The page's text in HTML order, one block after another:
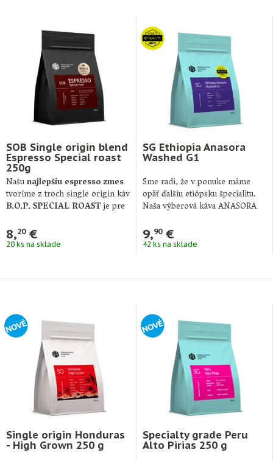
SOB Single origin blend
Espresso Special roast
250g
Našunajlepšiu espresso zmes
tvoríme z troch single origin káv
B.O.P. SPECIAL ROASTje pre
8,20€
20 ks na sklade
SG Ethiopia Anasora
Washed G1
Sme radi, že v ponuke máme
opäť ďalšiu etiópsku špecialitu.
Naša výberová káva ANASORA
9,90€
42 ks na sklade
Single origin Honduras
- High Grown 250 g
Specialty grade Peru
Alto Pirias 250 g